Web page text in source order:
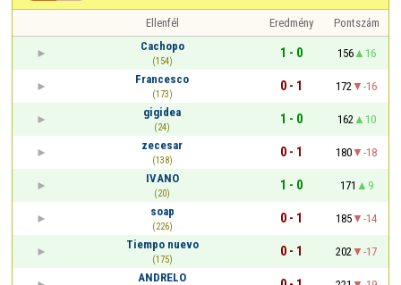
Ellenfél Eredmény
Pontszám
Cachopo
(154)
1 - 0 156
16
Francesco
(173)
0 - 1 172
-16
gigidea
(24)
1 - 0 162
10
zecesar
(138)
0 - 1 180
-18
IVANO
(20)
1 - 0 171
9
soap
(226)
0 - 1 185
-14
Tiempo nuevo
(175)
0 - 1 202
-17
ANDRELO